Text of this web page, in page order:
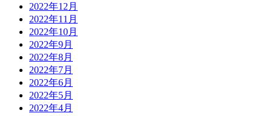
2022年12月
2022年11月
2022年10月
2022年9月
2022年8月
2022年7月
2022年6月
2022年5月
2022年4月